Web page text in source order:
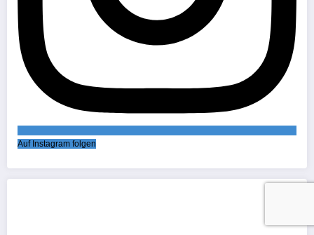
Auf Instagram folgen